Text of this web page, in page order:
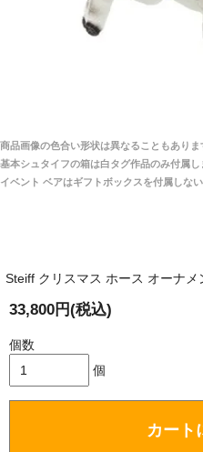
商品は直接海外から届く
商品は全て当店へ入荷さ
関税はすべて当店にて処理
は一切ありません。
国内で一度検品をします
週間でのお届けとなります
（稀に、通関手続き等に
ます。）
埼玉県
「送られる際にメール
安心感があ
大阪府 Y・W
「取り扱っているNetシ
兵庫県 A・K
「ベアちゃんの紹介分
商品画像の色合い形状は異なることもありま
基本シュタイフの箱は白タグ作品のみ付属し
イベント ベアはギフトボックスを付属しな
Steiff クリスマス ホース オーナ
33,800円(税込)
個数
個
カート